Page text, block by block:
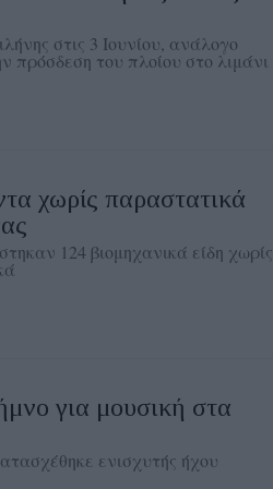
στις 3 Ιουνίου, ανάλογο
του πλοίου στο λιμάνι
χωρίς παραστατικά
124 βιομηχανικά είδη χωρίς
για μουσική στα
ενισχυτής ήχου